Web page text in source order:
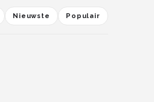
Nieuwste Populair